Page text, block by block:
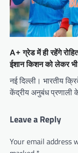
A+ ग्रेड में ही रहेंगे
ईशान किशन को लेकर
नई दिल्ली। भारतीय
केंद्रीय अनुबंध प्रणाली
Leave a Reply
Your email address